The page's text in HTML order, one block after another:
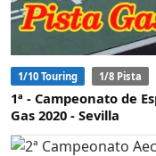
1/10 Touring 1/8 Pista
1ª - Campeonato de
Gas 2020 - Sevilla